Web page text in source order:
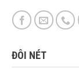
ĐÔI NÉT